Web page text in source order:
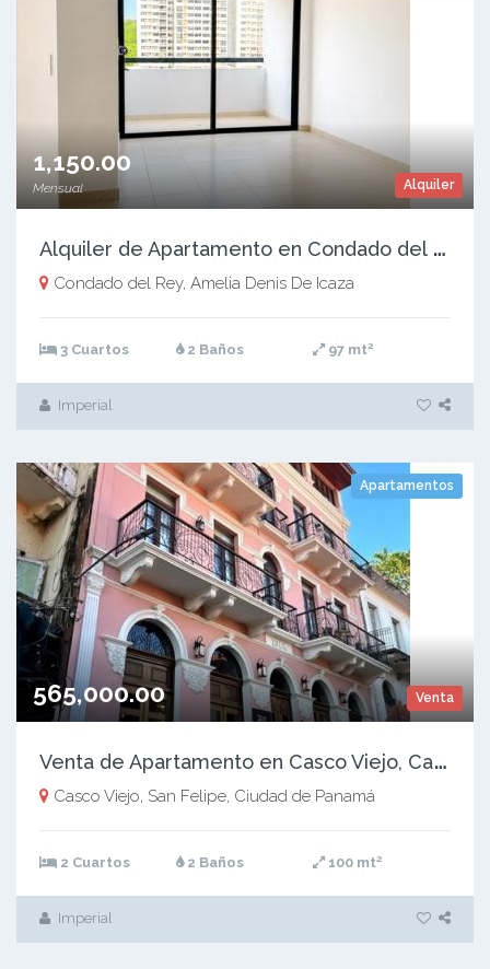
Alquiler
1,150.00
Mensual
A
lquiler de Apartamento en Condado del Rey, PH Condado Country Club, 97m2
Condado del Rey, Amelia Denis De Icaza
3 Cuartos 2 Baños 97 mt2
Imperial
Apartamentos
Venta
565,000.00
V
enta de Apartamento en Casco Viejo, Casa Cordovéz de León, 100m2
Casco Viejo, San Felipe, Ciudad de Panamá
2 Cuartos 2 Baños 100 mt2
Imperial